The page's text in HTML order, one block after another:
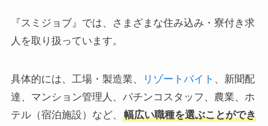
『スミジョブ』では、さまざまな住み込み・寮付き求
人を取り扱っています。
具体的には、工場・製造業、 リゾートバイト 、新聞配
達、マンション管理人、パチンコスタッフ、農業、ホ
テル（宿泊施設）など、
幅広い職種を選ぶことができ